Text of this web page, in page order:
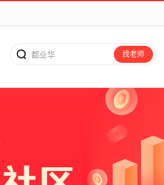
都业华 找老师